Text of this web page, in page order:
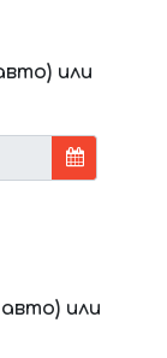
или
или